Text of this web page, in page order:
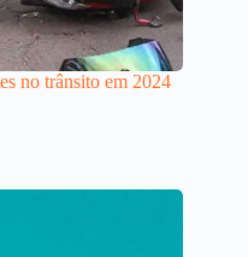
no trânsito em 2024